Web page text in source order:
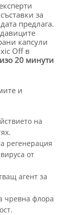
за
предлага.
капсули
Off в
20 минути
и
на
регенерация
от
агент за
чревна флора